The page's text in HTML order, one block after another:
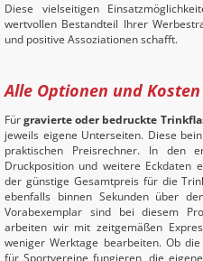
Diese vielseitigen
wertvollen Bestandteil Ihrer
und positive Assoziationen schafft.
Alle Optionen und
Fürgravierte oder bedruckte
jeweils eigene Unterseiten. Diese
praktischen Preisrechner. In den
Druckposition und weitere Eckdaten
der günstige Gesamtpreis für die
ebenfalls binnen Sekunden über
Vorabexemplar sind bei diesem
arbeiten wir mit zeitgemäßen
weniger Werktage bearbeiten. Ob
für Sportvereine fungieren, die